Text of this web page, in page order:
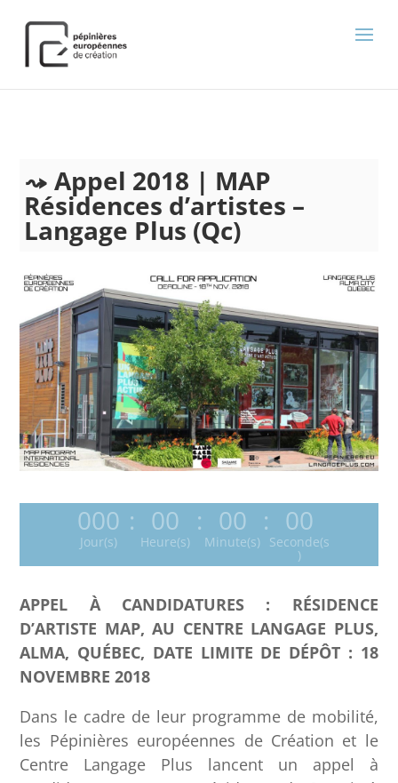
Appel 2018 | MAP
Résidences d’artistes –
Langage Plus (Qc)
000
Jour(s)
: 00
Heure(s)
: 00
Minute(s)
: 00
Seconde(s
)
APPEL À CANDIDATURES : RÉSIDENCE
D’ARTISTE MAP, AU CENTRE LANGAGE PLUS,
ALMA, QUÉBEC, DATE LIMITE DE DÉPÔT : 18
NOVEMBRE 2018
Dans le cadre de leur programme de mobilité,
les Pépinières européennes de Création et le
Centre Langage Plus lancent un appel à